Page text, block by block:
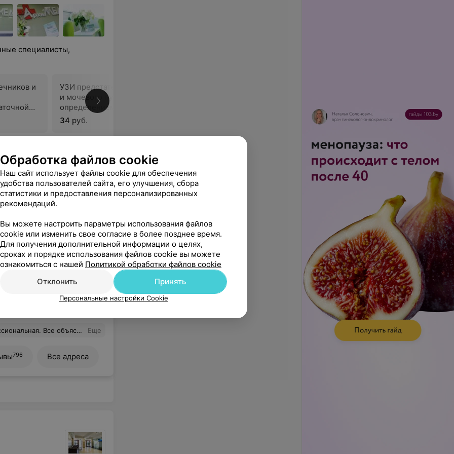
специалисты,
и
УЗИ предстательной железы
и мочевого пузыря с
определением остаточной
мочи (трансабдоминально)
34 руб. 42,09 руб.
довольна и рекомендую!
почек
УЗИ органов малого таза
31 руб.
Все цены
бы гос. поликлинику такого специалиста! 10/10 Еще
796 Все адреса
Обработка файлов cookie
Наш сайт использует файлы cookie для обеспечения
удобства пользователей сайта, его улучшения, сбора
статистики и предоставления персонализированных
рекомендаций.
Вы можете настроить параметры использования файлов
cookie или изменить свое согласие в более позднее время.
Для получения дополнительной информации о целях,
сроках и порядке использования файлов cookie вы можете
ознакомиться с нашей Политикой обработки файлов cookie
Отклонить
Принять
Персональные настройки Cookie